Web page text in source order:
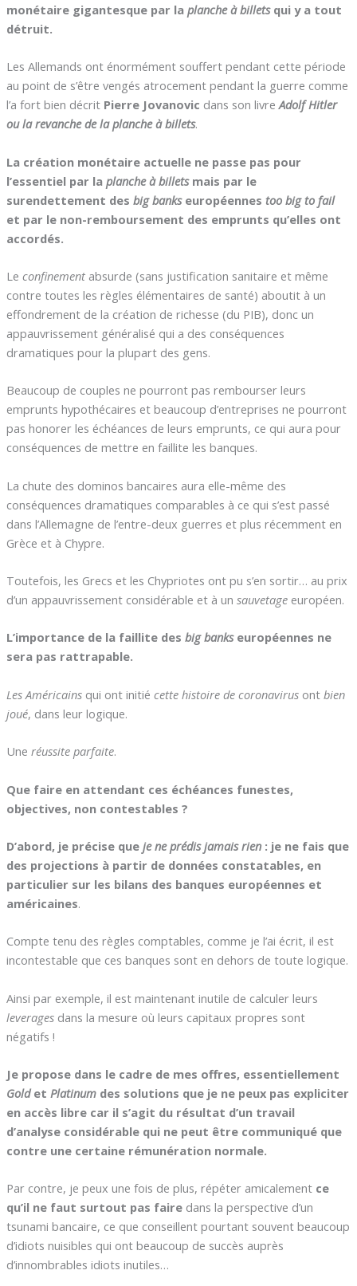
monétaire gigantesque par la planche à billetsqui y a tout
détruit.
Les Allemands ont énormément souffert pendant cette période
au point de s’être vengés atrocement pendant la guerre comme
l’a fort bien décrit Pierre Jovanovic dans son livreAdolf Hitler
ou la revanche de la planche à billets.
La création monétaire actuelle ne passe pas pour
l’essentiel par la planche à billetsmais par le
surendettement des big bankseuropéennes too big to fail
et par le non-remboursement des emprunts qu’elles ont
accordés.
Le confinementabsurde (sans justification sanitaire et même
contre toutes les règles élémentaires de santé) aboutit à un
effondrement de la création de richesse (du PIB), donc un
appauvrissement généralisé qui a des conséquences
dramatiques pour la plupart des gens.
Beaucoup de couples ne pourront pas rembourser leurs
emprunts hypothécaires et beaucoup d’entreprises ne pourront
pas honorer les échéances de leurs emprunts, ce qui aura pour
conséquences de mettre en faillite les banques.
La chute des dominos bancaires aura elle-même des
conséquences dramatiques comparables à ce qui s’est passé
dans l’Allemagne de l’entre-deux guerres et plus récemment en
Grèce et à Chypre.
Toutefois, les Grecs et les Chypriotes ont pu s’en sortir… au prix
d’un appauvrissement considérable et à un sauvetageeuropéen.
L’importance de la faillite des big bankseuropéennes ne
sera pas rattrapable.
Les Américainsqui ont initié cette histoire de coronavirusont bien
joué, dans leur logique.
Une réussite parfaite.
Que faire en attendant ces échéances funestes,
objectives, non contestables ?
D’abord, je précise que je ne prédis jamais rien: je ne fais que
des projections à partir de données constatables, en
particulier sur les bilans des banques européennes et
américaines.
Compte tenu des règles comptables, comme je l’ai écrit, il est
incontestable que ces banques sont en dehors de toute logique.
Ainsi par exemple, il est maintenant inutile de calculer leurs
leveragesdans la mesure où leurs capitaux propres sont
négatifs !
Je propose dans le cadre de mes offres, essentiellement
Gold et Platinum des solutions que je ne peux pas expliciter
en accès libre car il s’agit du résultat d’un travail
d’analyse considérable qui ne peut être communiqué que
contre une certaine rémunération normale.
Par contre, je peux une fois de plus, répéter amicalement ce
qu’il ne faut surtout pas fairedans la perspective d’un
tsunami bancaire, ce que conseillent pourtant souvent beaucoup
d’idiots nuisibles qui ont beaucoup de succès auprès
d’innombrables idiots inutiles…